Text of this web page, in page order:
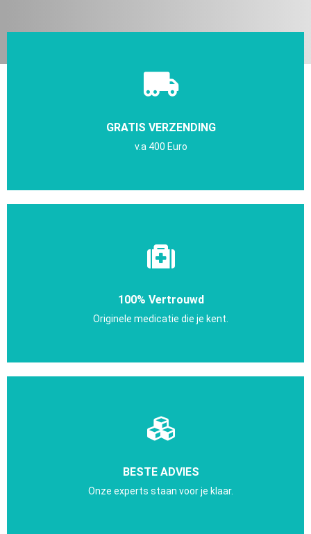
GRATIS VERZENDING
v.a 400 Euro
100% Vertrouwd
Originele medicatie die je kent.
BESTE ADVIES
Onze experts staan voor je klaar.